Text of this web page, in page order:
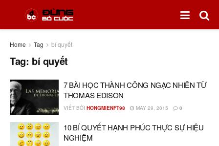
Home Tag bí quyết
Tag: bí quyết
7 BÀI HỌC THÀNH CÔNG NGẠC NHIÊN TỪ
THOMAS EDISON
VIẾT BỞI HONGMIENFT98 MAY 29, 2015 0
10 BÍ QUYẾT HẠNH PHÚC THỰC SỰ HIỆU
NGHIỆM